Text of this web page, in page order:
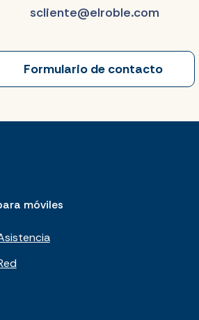
scliente@elroble.com
Formulario de contacto
móviles